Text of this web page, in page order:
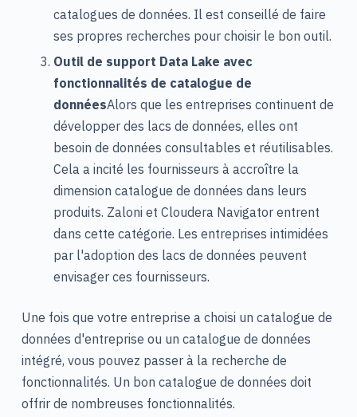
catalogues de données. Il est conseillé de faire
ses propres recherches pour choisir le bon outil.
Outil de support Data Lake avec
fonctionnalités de catalogue de
donnéesAlors que les entreprises continuent de
développer des lacs de données, elles ont
besoin de données consultables et réutilisables.
Cela a incité les fournisseurs à accroître la
dimension catalogue de données dans leurs
produits. Zaloni et Cloudera Navigator entrent
dans cette catégorie. Les entreprises intimidées
par l'adoption des lacs de données peuvent
envisager ces fournisseurs.
Une fois que votre entreprise a choisi un catalogue de
données d'entreprise ou un catalogue de données
intégré, vous pouvez passer à la recherche de
fonctionnalités. Un bon catalogue de données doit
offrir de nombreuses fonctionnalités.